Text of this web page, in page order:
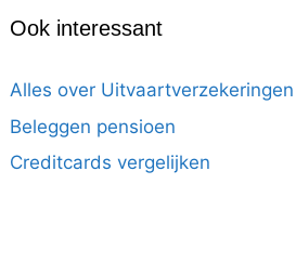
Ook interessant
Alles over Uitvaartverzekeringen
Beleggen pensioen
Creditcards vergelijken